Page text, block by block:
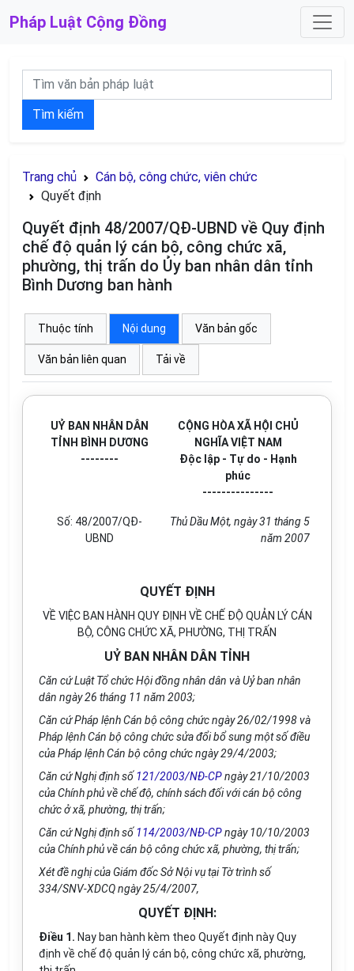
Pháp Luật Cộng Đồng
Tìm kiếm
Trang chủ
Cán bộ, công chức, viên chức
Quyết định
Quyết định 48/2007/QĐ-UBND về Quy định
chế độ quản lý cán bộ, công chức xã,
phường, thị trấn do Ủy ban nhân dân tỉnh
Bình Dương ban hành
Thuộc tính Nội dung Văn bản gốc
Văn bản liên quan Tải về
UỶ BAN NHÂN DÂN
TỈNH BÌNH DƯƠNG
--------
CỘNG HÒA XÃ HỘI CHỦ
NGHĨA VIỆT NAM
Độc lập - Tự do - Hạnh
phúc
---------------
Số: 48/2007/QĐ-
UBND
Thủ Dầu Một, ngày 31 tháng 5
năm 2007
QUYẾT ĐỊNH
VỀ VIỆC BAN HÀNH QUY ĐỊNH VỀ CHẾ ĐỘ QUẢN LÝ CÁN
BỘ, CÔNG CHỨC XÃ, PHƯỜNG, THỊ TRẤN
UỶ BAN NHÂN DÂN TỈNH
Căn cứ Luật Tổ chức Hội đồng nhân dân và Uỷ ban nhân
dân ngày 26 tháng 11 năm 2003;
Căn cứ Pháp lệnh Cán bộ công chức ngày 26/02/1998 và
Pháp lệnh Cán bộ công chức sửa đổi bổ sung một số điều
của Pháp lệnh Cán bộ công chức ngày 29/4/2003;
Căn cứ Nghị định số 121/2003/NĐ-CPngày 21/10/2003
của Chính phủ về chế độ, chính sách đối với cán bộ công
chức ở xã, phường, thị trấn;
Căn cứ Nghị định số 114/2003/NĐ-CPngày 10/10/2003
của Chính phủ về cán bộ công chức xã, phường, thị trấn;
Xét đề nghị của Giám đốc Sở Nội vụ tại Tờ trình số
334/SNV-XDCQ ngày 25/4/2007,
QUYẾT ĐỊNH:
Điều 1. Nay ban hành kèm theo Quyết định này Quy
định về chế độ quản lý cán bộ, công chức xã, phường,